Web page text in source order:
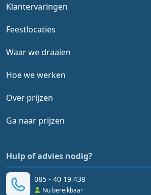
Klantervaringen
Feestlocaties
Waar we draaien
Hoe we werken
Over prijzen
Ga naar prijzen
Hulp of advies nodig?
085 - 40 19 438
Nu bereikbaar